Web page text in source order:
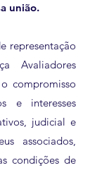
união.
representação
Avaliadores
compromisso
e interesses
judicial e
associados,
condições de